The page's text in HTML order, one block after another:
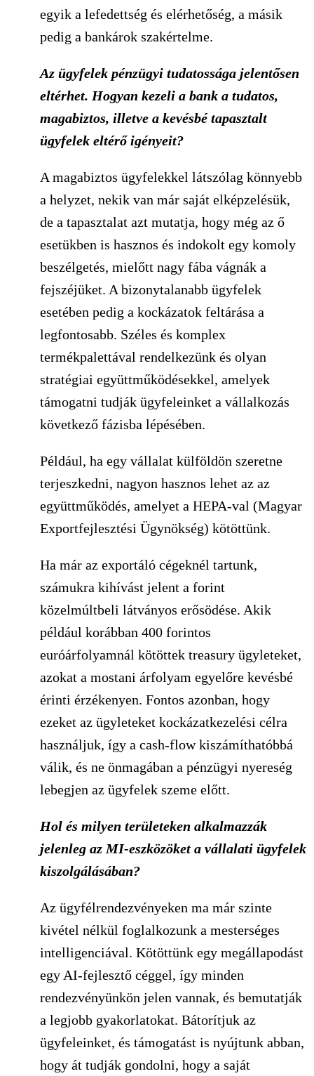
egyik a lefedettség és elérhetőség, a másik
pedig a bankárok szakértelme.
Az ügyfelek pénzügyi tudatossága jelentősen
eltérhet. Hogyan kezeli a bank a tudatos,
magabiztos, illetve a kevésbé tapasztalt
ügyfelek eltérő igényeit?
A magabiztos ügyfelekkel látszólag könnyebb
a helyzet, nekik van már saját elképzelésük,
de a tapasztalat azt mutatja, hogy még az ő
esetükben is hasznos és indokolt egy komoly
beszélgetés, mielőtt nagy fába vágnák a
fejszéjüket. A bizonytalanabb ügyfelek
esetében pedig a kockázatok feltárása a
legfontosabb. Széles és komplex
termékpalettával rendelkezünk és olyan
stratégiai együttműködésekkel, amelyek
támogatni tudják ügyfeleinket a vállalkozás
következő fázisba lépésében.
Például, ha egy vállalat külföldön szeretne
terjeszkedni, nagyon hasznos lehet az az
együttműködés, amelyet a HEPA-val (Magyar
Exportfejlesztési Ügynökség) kötöttünk.
Ha már az exportáló cégeknél tartunk,
számukra kihívást jelent a forint
közelmúltbeli látványos erősödése. Akik
például korábban 400 forintos
euróárfolyamnál kötöttek treasury ügyleteket,
azokat a mostani árfolyam egyelőre kevésbé
érinti érzékenyen. Fontos azonban, hogy
ezeket az ügyleteket kockázatkezelési célra
használjuk, így a cash-flow kiszámíthatóbbá
válik, és ne önmagában a pénzügyi nyereség
lebegjen az ügyfelek szeme előtt.
Hol és milyen területeken alkalmazzák
jelenleg az MI-eszközöket a vállalati ügyfelek
kiszolgálásában?
Az ügyfélrendezvényeken ma már szinte
kivétel nélkül foglalkozunk a mesterséges
intelligenciával. Kötöttünk egy megállapodást
egy AI-fejlesztő céggel, így minden
rendezvényünkön jelen vannak, és bemutatják
a legjobb gyakorlatokat. Bátorítjuk az
ügyfeleinket, és támogatást is nyújtunk abban,
hogy át tudják gondolni, hogy a saját